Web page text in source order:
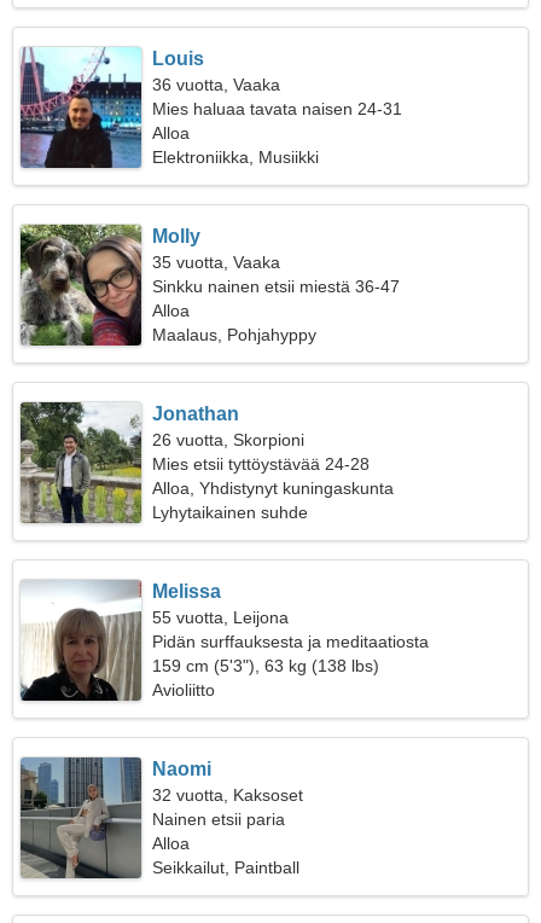
Louis
36 vuotta, Vaaka
Mies haluaa tavata naisen 24-31
Alloa
Elektroniikka, Musiikki
Molly
35 vuotta, Vaaka
Sinkku nainen etsii miestä 36-47
Alloa
Maalaus, Pohjahyppy
Jonathan
26 vuotta, Skorpioni
Mies etsii tyttöystävää 24-28
Alloa, Yhdistynyt kuningaskunta
Lyhytaikainen suhde
Melissa
55 vuotta, Leijona
Pidän surffauksesta ja meditaatiosta
159 cm (5'3"), 63 kg (138 lbs)
Avioliitto
Naomi
32 vuotta, Kaksoset
Nainen etsii paria
Alloa
Seikkailut, Paintball